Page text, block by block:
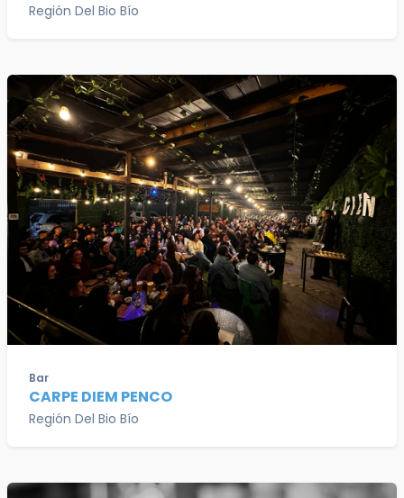
Región Del Bio Bío
Bar
CARPE DIEM PENCO
Región Del Bio Bío